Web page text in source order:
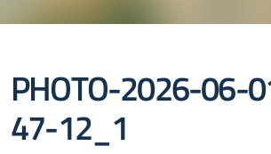
PHOTO-2026-06-
47-12_1